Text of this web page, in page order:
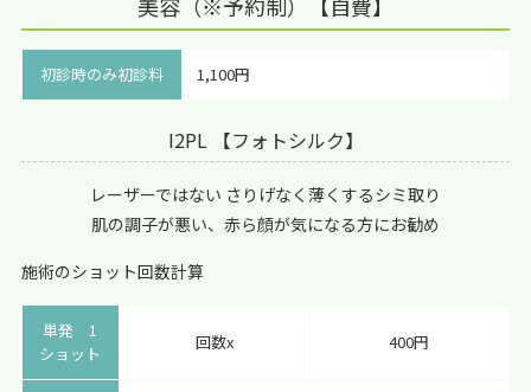
美容（※予約制）【自費】
初診時のみ初診料 1,100円
I2PL 【フォトシルク】
レーザーではない さりげなく薄くするシミ取り
肌の調子が悪い、赤ら顔が気になる方にお勧め
施術のショット回数計算
単発 1
ショット
回数x 400円